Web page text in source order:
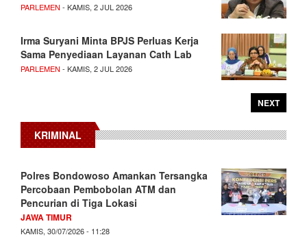
PARLEMEN - KAMIS, 2 JUL 2026
Irma Suryani Minta BPJS Perluas Kerja
Sama Penyediaan Layanan Cath Lab
PARLEMEN - KAMIS, 2 JUL 2026
NEXT
KRIMINAL
Polres Bondowoso Amankan Tersangka
Percobaan Pembobolan ATM dan
Pencurian di Tiga Lokasi
JAWA TIMUR
KAMIS, 30/07/2026 - 11:28